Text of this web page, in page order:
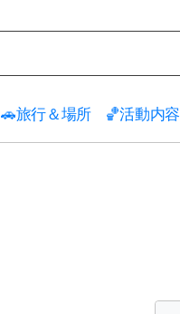
🚗旅行＆場所 🏀活動内容